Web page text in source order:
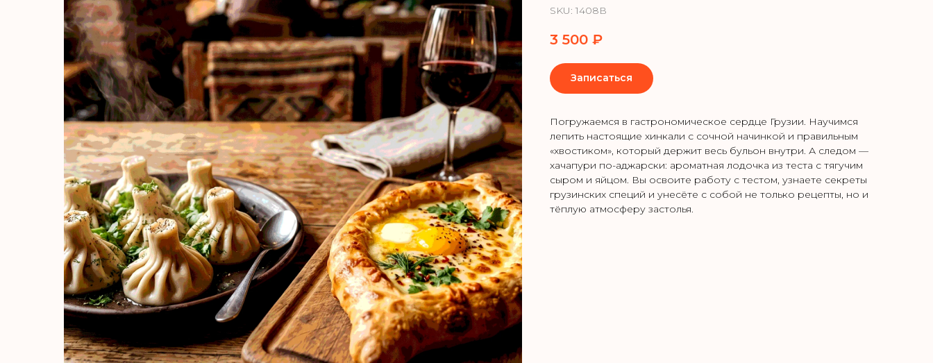
SKU: 1408В
3 500 ₽
Записаться
Погружаемся в гастрономическое сердце Грузии. Научимся
лепить настоящие хинкали с сочной начинкой и правильным
«хвостиком», который держит весь бульон внутри. А следом —
хачапури по-аджарски: ароматная лодочка из теста с тягучим
сыром и яйцом. Вы освоите работу с тестом, узнаете секреты
грузинских специй и унесёте с собой не только рецепты, но и
тёплую атмосферу застолья.